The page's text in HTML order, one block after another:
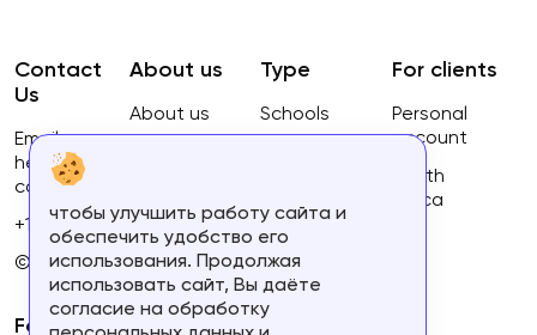
About us
About us
Terms of
use
Type
Schools
For clients
Personal
account
South
Africa
For partners
Contact
Us
Email:
hello@ca-
courses.com
+16134168460
© 2023.
чтобы улучшить работу сайта и
обеспечить удобство его
использования. Продолжая
использовать сайт, Вы даёте
согласие на обработку